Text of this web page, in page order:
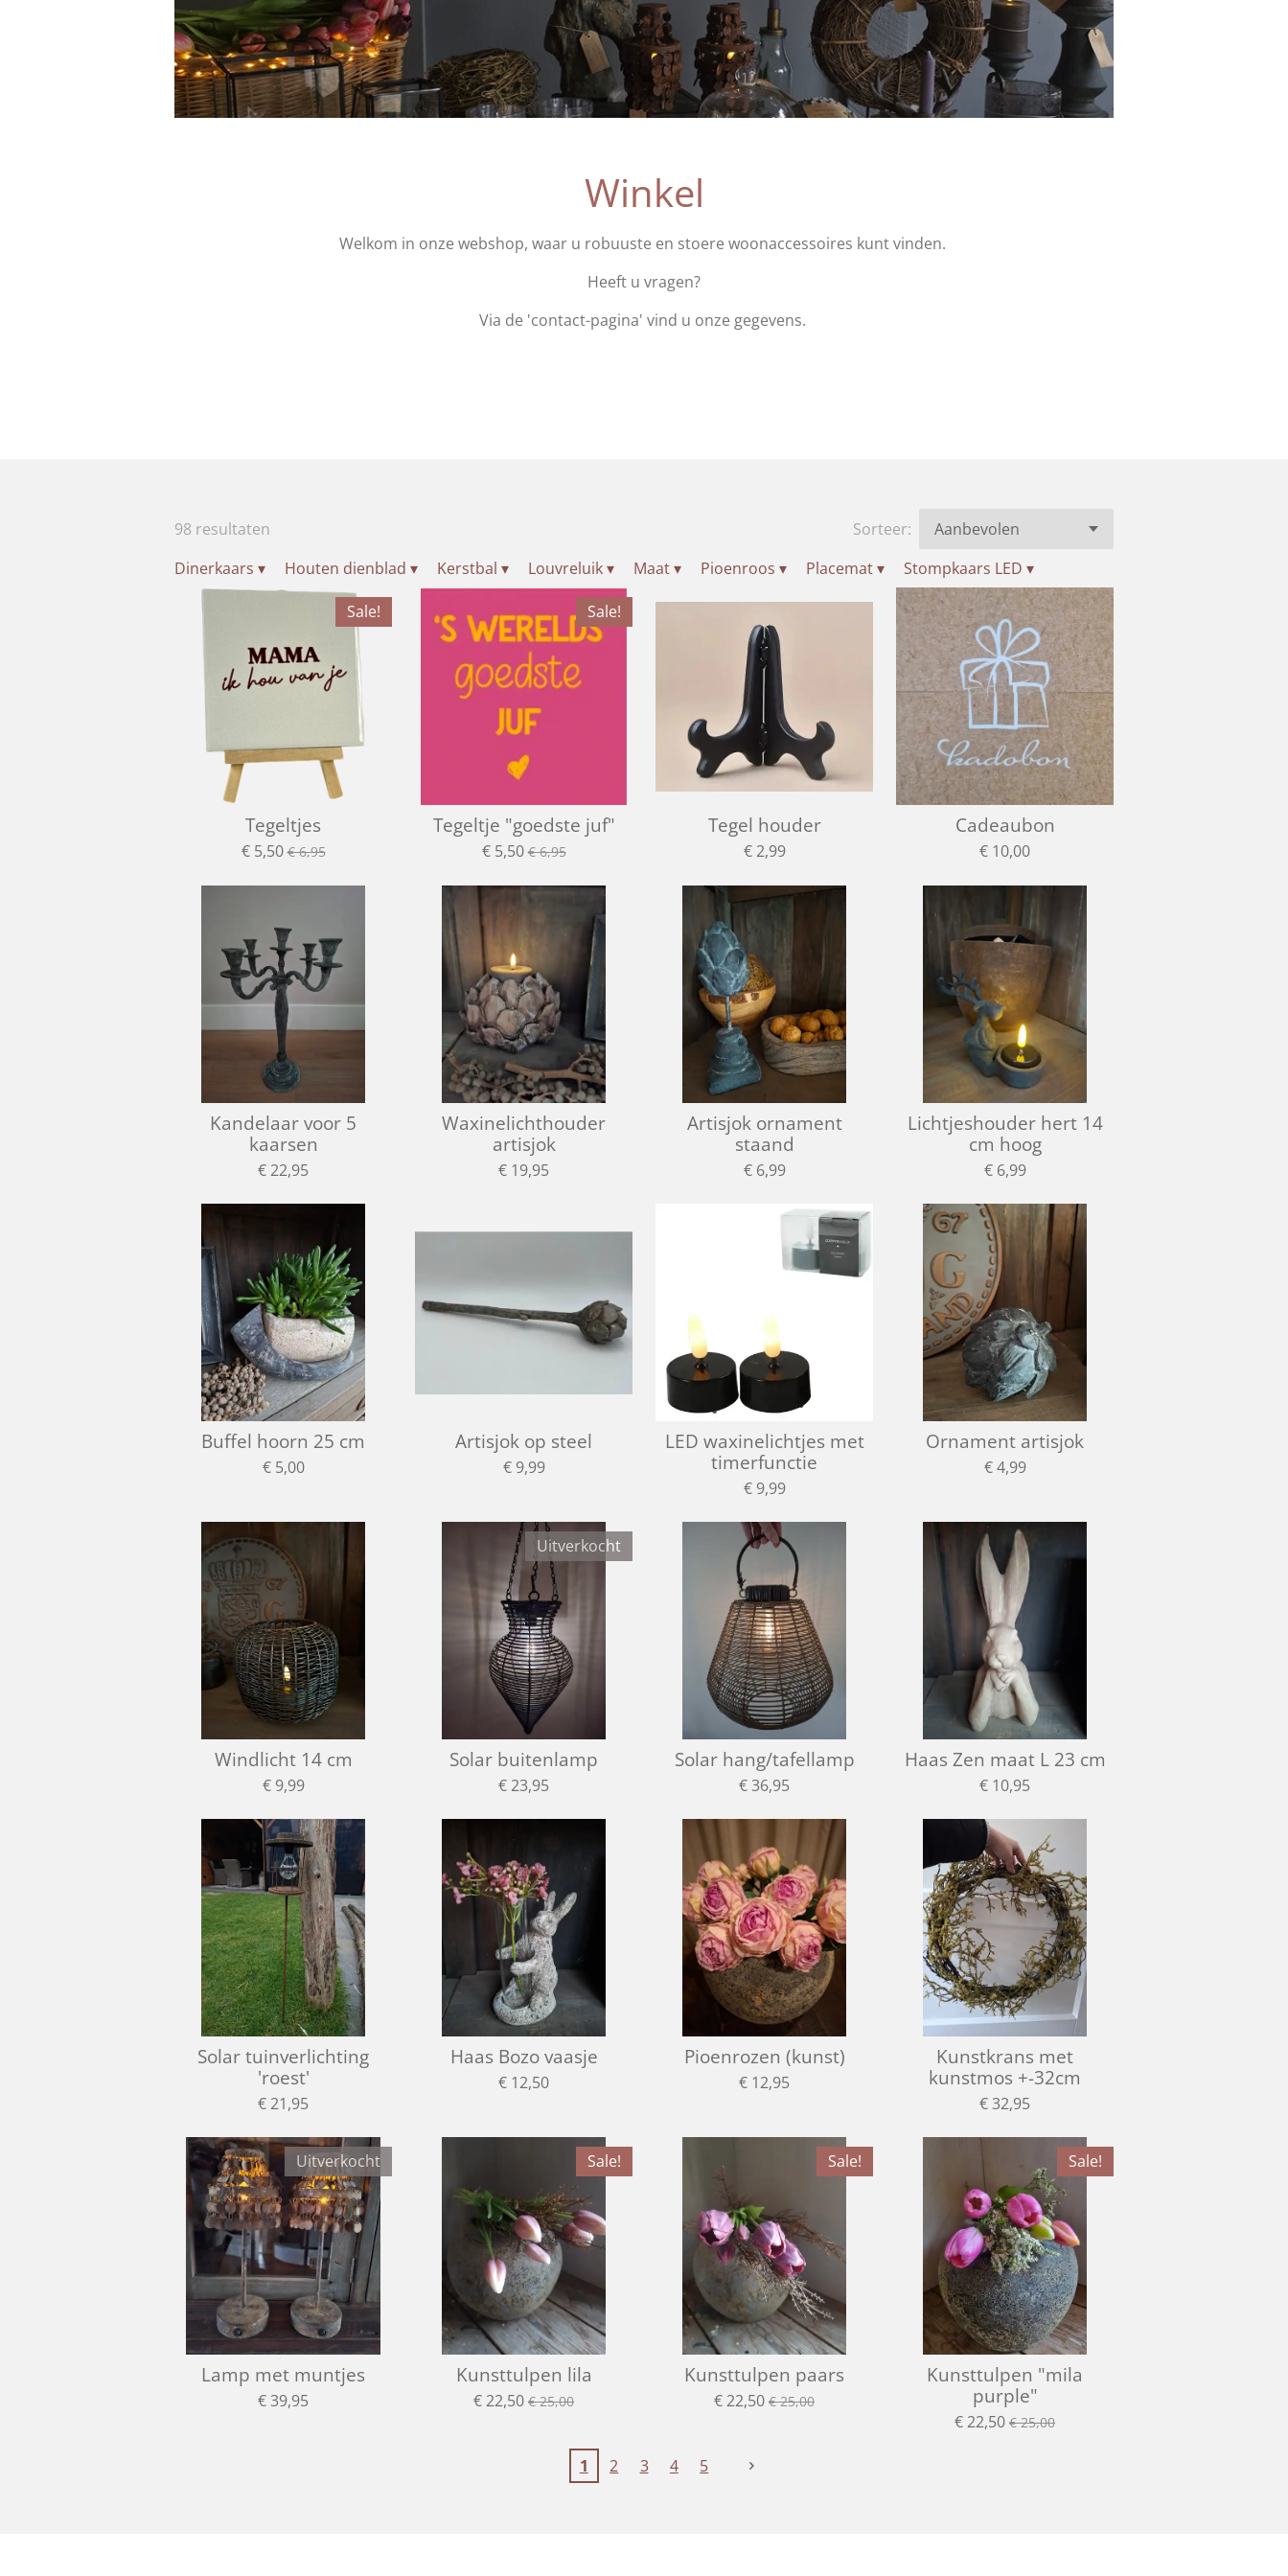
Winkel
Welkom in onze webshop, waar u robuuste en stoere woonaccessoires kunt vinden.
Heeft u vragen?
Via de 'contact-pagina' vind u onze gegevens.
98 resultaten
Sorteer:
Dinerkaars ▾ Houten dienblad ▾ Kerstbal ▾ Louvreluik▾ Maat▾ Pioenroos ▾ Placemat▾ Stompkaars LED ▾
Sale!
Tegeltjes
€ 5,50 € 6,95
Sale!
Tegeltje "goedste juf"
€ 5,50 € 6,95
Tegel houder
€ 2,99
Cadeaubon
€ 10,00
Kandelaar voor 5
kaarsen
€ 22,95
Waxinelichthouder
artisjok
€ 19,95
Artisjok ornament
staand
€ 6,99
Lichtjeshouder hert 14
cm hoog
€ 6,99
Buffel hoorn 25 cm
€ 5,00
Artisjok op steel
€ 9,99
LED waxinelichtjes met
timerfunctie
€ 9,99
Ornament artisjok
€ 4,99
Windlicht 14 cm
€ 9,99
Uitverkocht
Solar buitenlamp
€ 23,95
Solar hang/tafellamp
€ 36,95
Haas Zen maat L 23 cm
€ 10,95
Solar tuinverlichting
'roest'
€ 21,95
Haas Bozo vaasje
€ 12,50
Pioenrozen (kunst)
€ 12,95
Kunstkrans met
kunstmos +-32cm
€ 32,95
Uitverkocht
Lamp met muntjes
€ 39,95
Sale!
Kunsttulpen lila
€ 22,50 € 25,00
Sale!
Kunsttulpen paars
€ 22,50 € 25,00
Sale!
Kunsttulpen "mila
purple"
€ 22,50 € 25,00
1 2 3 4 5